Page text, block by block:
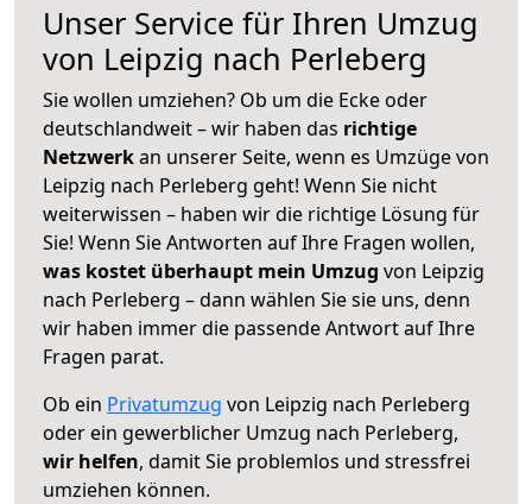
Unser Service für Ihren Umzug
von Leipzig nach Perleberg
Sie wollen umziehen? Ob um die Ecke oder
deutschlandweit – wir haben das richtige
Netzwerkan unserer Seite, wenn es Umzüge von
Leipzig nach Perleberg geht! Wenn Sie nicht
weiterwissen – haben wir die richtige Lösung für
Sie! Wenn Sie Antworten auf Ihre Fragen wollen,
was kostet überhaupt mein Umzug von Leipzig
nach Perleberg – dann wählen Sie sie uns, denn
wir haben immer die passende Antwort auf Ihre
Fragen parat.
Ob ein Privatumzug von Leipzig nach Perleberg
oder ein gewerblicher Umzug nach Perleberg,
wir helfen, damit Sie problemlos und stressfrei
umziehen können.